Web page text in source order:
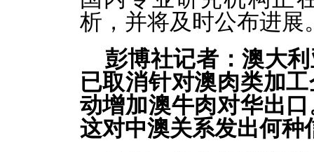
析，并将及时公布进展
彭博社记者：澳大
已取消针对澳肉类加
动增加澳牛肉对华出
这对中澳关系发出何种